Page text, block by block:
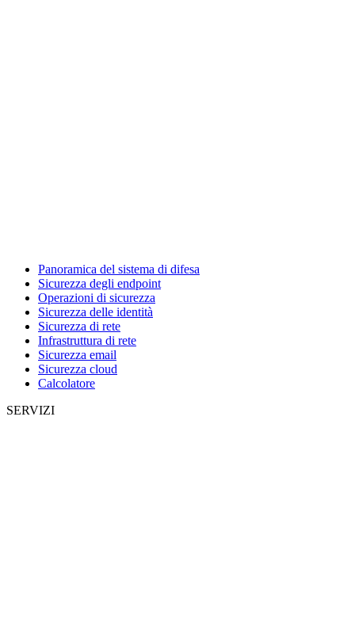
Panoramica del sistema di difesa
Sicurezza degli endpoint
Operazioni di sicurezza
Sicurezza delle identità
Sicurezza di rete
Infrastruttura di rete
Sicurezza email
Sicurezza cloud
Calcolatore
SERVIZI